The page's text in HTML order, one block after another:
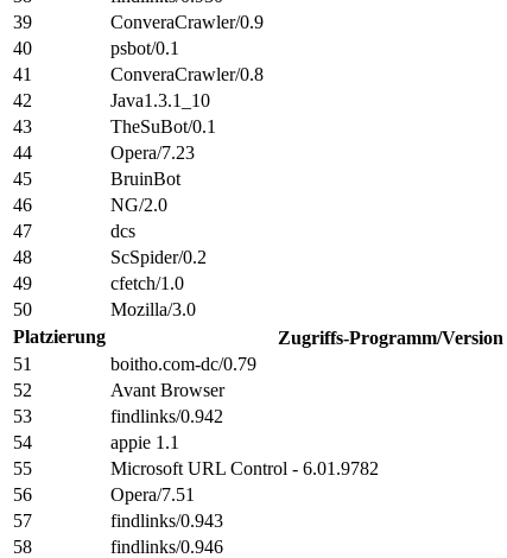
39
ConveraCrawler/0.9
40
psbot/0.1
41
ConveraCrawler/0.8
42
Java1.3.1_10
43
TheSuBot/0.1
44
Opera/7.23
45
BruinBot
46
NG/2.0
47
dcs
48
ScSpider/0.2
49
cfetch/1.0
50
Mozilla/3.0
Platzierung
Zugriffs-Programm/Version
51
boitho.com-dc/0.79
52
Avant Browser
53
findlinks/0.942
54
appie 1.1
55
Microsoft URL Control - 6.01.9782
56
Opera/7.51
57
findlinks/0.943
58
findlinks/0.946